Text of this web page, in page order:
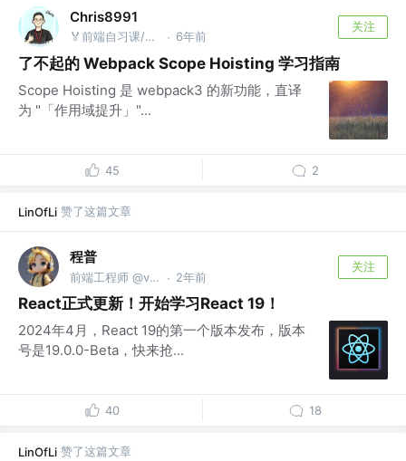
Chris8991
🏅前端自习课/AI工具派 @前端架构+AI应用开发 · 6年前
关注
了不起的 Webpack Scope Hoisting 学习指南
Scope Hoisting 是 webpack3 的新功能，直译
为 "「作用域提升」"...
45 2
LinOfLi 赞了这篇文章
程普
前端工程师 @v:bigye_chengpu · 2年前
关注
React正式更新！开始学习React 19！
2024年4月，React 19的第一个版本发布，版本
号是19.0.0-Beta，快来抢...
40 18
LinOfLi 赞了这篇文章